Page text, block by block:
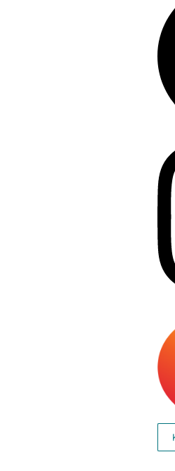
Vorstandsvorsitzender,
Dr. Matthias Pokorn
Für einen Termin oder
Matthias Pokorn